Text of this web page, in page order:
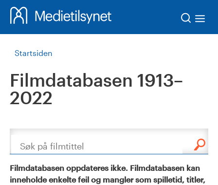
Startsiden
Filmdatabasen 1913–
2022
Søk
Filmdatabasen oppdateres ikke. Filmdatabasen kan
inneholde enkelte feil og mangler som spilletid, titler,